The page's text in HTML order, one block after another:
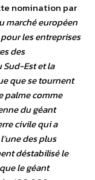
nomination par
marché européen
les entreprises
des
Sud-Est et la
que se tournent
palme comme
du géant
civile qui a
des plus
déstabilisé le
le géant